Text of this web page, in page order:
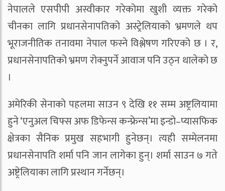
नेपालले एसपीपी अस्वीकार गरेकोमा खुशी व्यक्त गरेको
चीनका लागि प्रधानसेनापतिको अस्ट्रेलियाको भ्रमणले थप
भूराजनीतिक तनावमा नेपाल फस्ने विश्लेषण गरिएको छ । र,
प्रधानसेनापतिको भ्रमण रोक्नुपर्ने आवाज पनि उठ्न थालेको छ
।
अमेरिकी सेनाको पहलमा साउन ९ देखि ११ सम्म अष्ट्रलियामा
हुने ‘एनुअल चिफ्स अफ डिफेन्स कन्फ्रेन्स’मा इन्डो–प्यासफिक
क्षेत्रका सैनिक प्रमुख सहभागी हुनेछन्। त्यही सम्मेलनमा
प्रधानसेनापति शर्मा पनि जान लागेका हुन्। शर्मा साउन ७ गते
अष्ट्रेलियाका लागि प्रस्थान गर्नेछन्।